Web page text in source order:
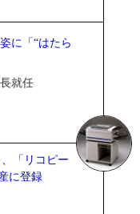
に「“はたら
就任
、「リコピー
に登録